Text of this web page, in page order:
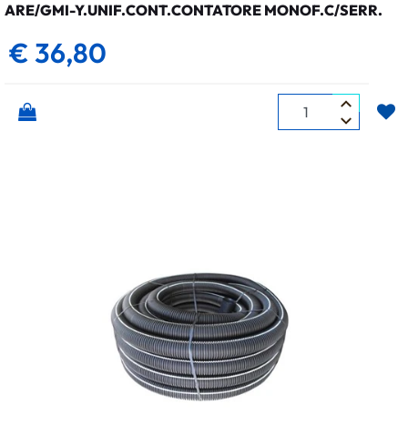
ARE/GMI-Y.UNIF.CONT.CONTATORE MONOF.C/SERR.
€ 36,80
Quantità